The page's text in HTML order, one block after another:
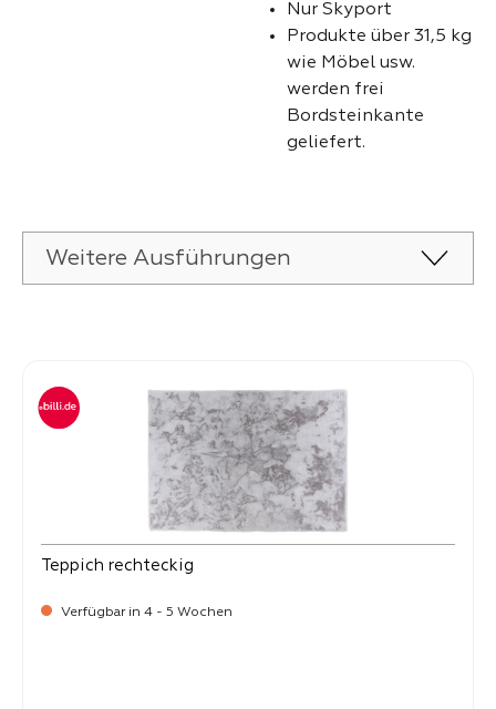
Nur Skyport
Produkte über 31,5 kg
wie Möbel usw.
werden frei
Bordsteinkante
geliefert.
Weitere Ausführungen
Teppich rechteckig
Verfügbar in 4 - 5 Wochen